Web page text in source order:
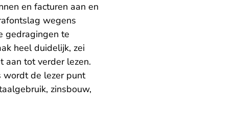
en facturen aan en
wegens
gedragingen te
heel duidelijk, zei
aan tot verder lezen.
wordt de lezer punt
zinsbouw,